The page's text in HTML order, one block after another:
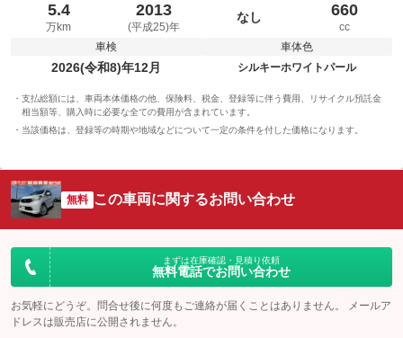
5.4
万km
2013
(平成25)年
なし 660
cc
車検
2026(令和8)年12月
車体色
シルキーホワイトパール
支払総額には、車両本体価格の他、保険料、税金、登録等に伴う費用、リサイクル預託金
相当額等、購入時に必要な全ての費用が含まれています。
当該価格は、登録等の時期や地域などについて一定の条件を付した価格になります。
無料 この車両に関するお問い合わせ
まずは在庫確認・見積り依頼
無料電話でお問い合わせ
お気軽にどうぞ。問合せ後に何度もご連絡が届くことはありません。 メールア
ドレスは販売店に公開されません。